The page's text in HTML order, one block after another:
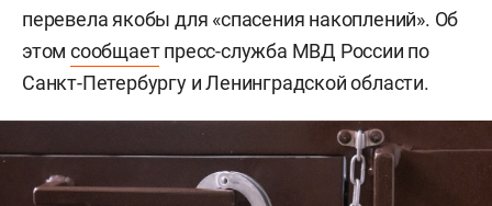
перевела якобы для «спасения накоплений». Об
этом сообщаетпресс-служба МВД России по
Санкт-Петербургу и Ленинградской области.